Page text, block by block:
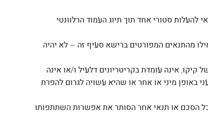
סטורי אחד תוך תיוג העמוד הרלוונטי
מהתנאים המפורטים ברישא סעיף זה – לא יהיה
אינה עומדת בקריטריונים דלעיל ו/או אינה
באופן מיני או אחר או שהיא עשויה לגרום להפרת
כל הסכם או תנאי אחר הסותר את אפשרות השתתפותו